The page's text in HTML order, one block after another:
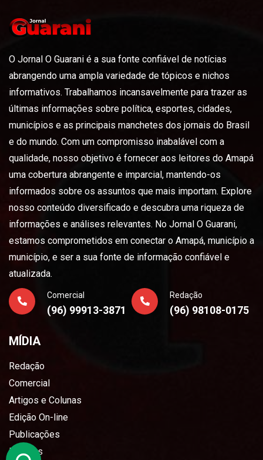
O Jornal O Guarani é a sua fonte confiável de notícias
abrangendo uma ampla variedade de tópicos e nichos
informativos. Trabalhamos incansavelmente para trazer as
últimas informações sobre política, esportes, cidades,
municípios e as principais manchetes dos jornais do Brasil
e do mundo. Com um compromisso inabalável com a
qualidade, nosso objetivo é fornecer aos leitores do Amapá
uma cobertura abrangente e imparcial, mantendo-os
informados sobre os assuntos que mais importam. Explore
nosso conteúdo diversificado e descubra uma riqueza de
informações e análises relevantes. No Jornal O Guarani,
estamos comprometidos em conectar o Amapá, município a
município, e ser a sua fonte de informação confiável e
atualizada.
Comercial
(96) 99913-3871
Redação
(96) 98108-0175
MÍDIA
Redação
Comercial
Artigos e Colunas
Edição On-line
Publicações
Loterias